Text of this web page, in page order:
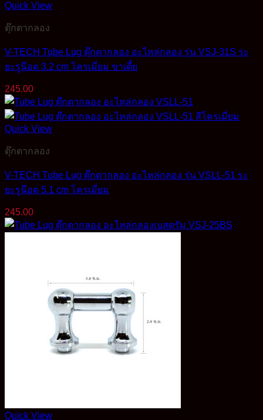
Quick View
ตุ๊กตากลอง
V-TECH Tube Lug ตุ๊กตากลอง อะไหล่กลอง รุ่น VSJ-31S ระ
ยะรูน๊อต 3.2 cm โครเมี่ยม ขาเตี้ย
245.00
Quick View
ตุ๊กตากลอง
V-TECH Tube Lug ตุ๊กตากลอง อะไหล่กลอง รุ่น VSLL-51 ระ
ยะรูน๊อต 5.1 cm โครเมี่ยม
245.00
Quick View